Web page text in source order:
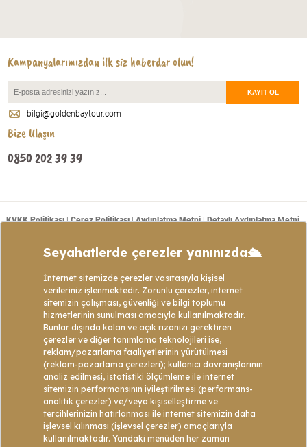
Kampanyalarımızdan ilk siz haberdar olun!
bilgi@goldenbaytour.com
Bize Ulaşın
0850 202 39 39
KVKK Politikası |Çerez Politikası |Aydınlatma Metni |Detaylı Aydınlatma Metni
Copyright © 2021 - Web sitemizde bulunan tüm turların program içeriklerinin telif
hakları Golden Bay Tour’a ait olup izinsiz kopyalanıp kullanılamaz veya çoğaltılamaz.
Web Tasarım: Data1